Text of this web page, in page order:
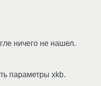
ничего не нашел.
параметры xkb.